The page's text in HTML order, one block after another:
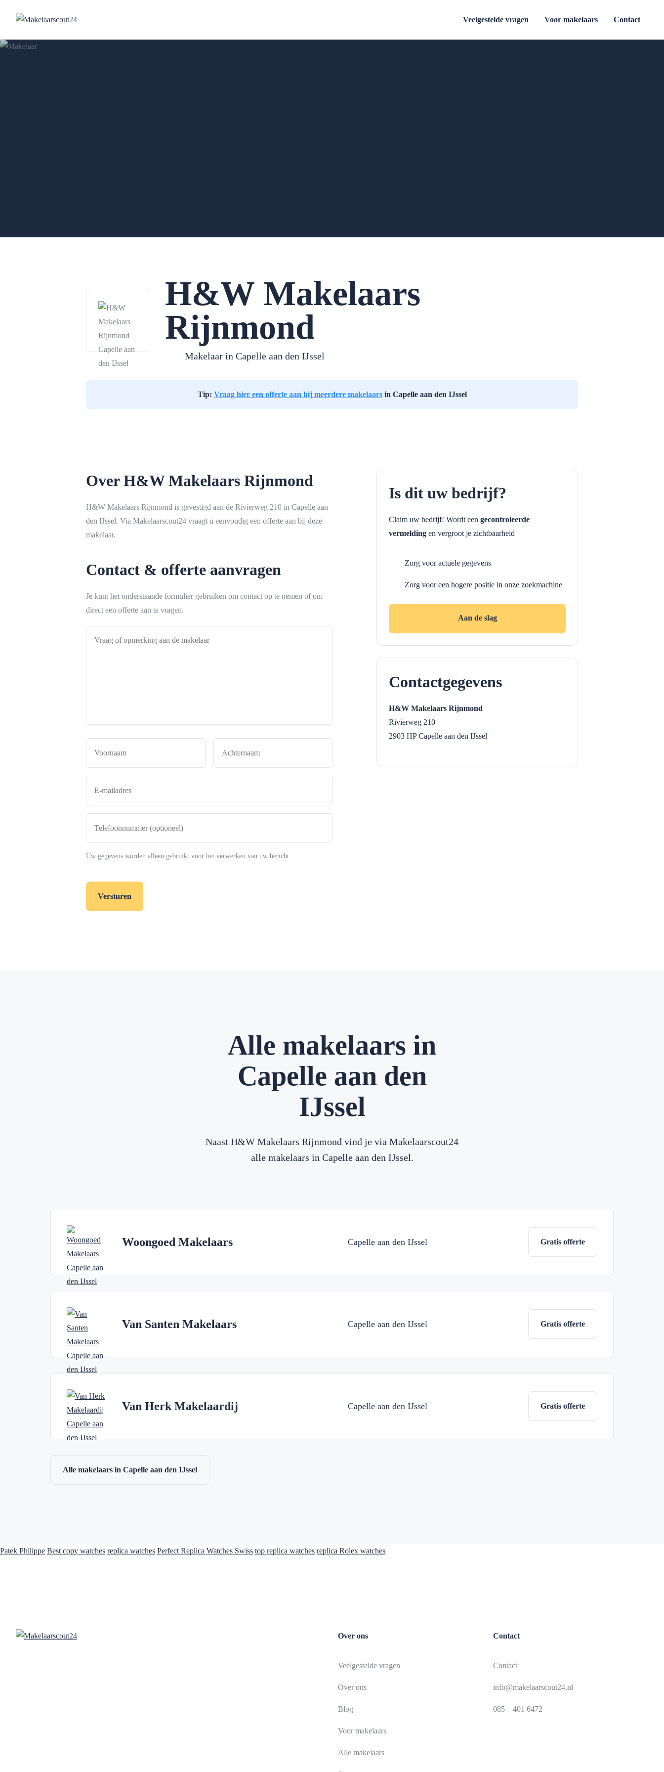
Veelgestelde vragen Voor makelaars Contact
H&W Makelaars
Rijnmond
Makelaar in Capelle aan den IJssel
Tip: Vraag hier een offerte aan bij meerdere makelaarsin Capelle aan den IJssel
Over H&W Makelaars Rijnmond
H&W Makelaars Rijnmond is gevestigd aan de Rivierweg 210 in Capelle aan
den IJssel. Via Makelaarscout24 vraagt u eenvoudig een offerte aan bij deze
makelaar.
Contact & offerte aanvragen
Je kunt het onderstaande formulier gebruiken om contact op te nemen of om
direct een offerte aan te vragen.
Uw gegevens worden alleen gebruikt voor het verwerken van uw bericht.
Is dit uw bedrijf?
Claim uw bedrijf! Wordt een gecontroleerde
vermelding en vergroot je zichtbaarheid
Zorg voor actuele gegevens
Zorg voor een hogere positie in onze zoekmachine
Aan de slag
Contactgegevens
H&W Makelaars Rijnmond
Rivierweg 210
2903 HP Capelle aan den IJssel
Alle makelaars in
Capelle aan den
IJssel
Naast H&W Makelaars Rijnmond vind je via Makelaarscout24
alle makelaars in Capelle aan den IJssel.
Woongoed Makelaars Capelle aan den IJssel Gratis offerte
Van Santen Makelaars Capelle aan den IJssel Gratis offerte
Van Herk Makelaardij Capelle aan den IJssel Gratis offerte
Alle makelaars in Capelle aan den IJssel
Patek Philippe Best copy watches replica watches Perfect Replica Watches Swiss top replica watches replica Rolex watches
Over ons
Veelgestelde vragen
Over ons
Blog
Voor makelaars
Alle makelaars
Contact
Contact
info@makelaarscout24.nl
085 – 401 6472